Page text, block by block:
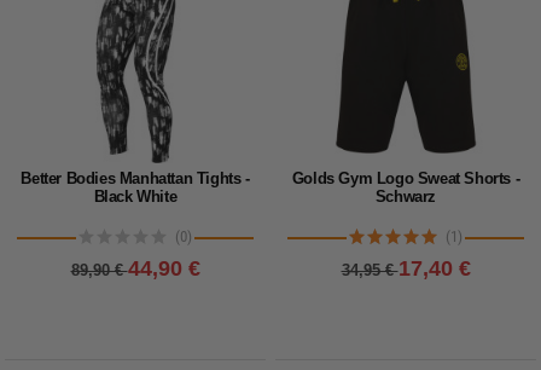
Better Bodies Manhattan Tights -
Black White
(0)
89,90 €44,90 €
Golds Gym Logo Sweat Shorts -
Schwarz
(1)
34,95 €17,40 €